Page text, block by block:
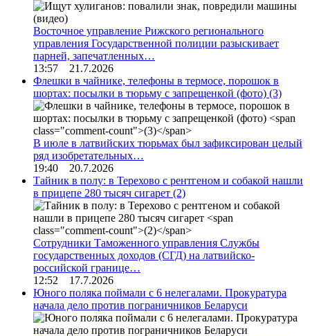
Восточное управление Рижского регионального
управления Государственной полиции разыскивает
парней, запечатленных…
13:57 21.7.2026
Флешки в чайнике, телефоны в термосе, порошок в
шортах: посылки в тюрьму с запрещенкой (фото) (3)
В июле в латвийских тюрьмах был зафиксирован целый
ряд изобретательных…
19:40 20.7.2026
Тайник в полу: в Терехово с рентгеном и собакой нашли
в прицепе 280 тысяч сигарет (2)
Сотрудники Таможенного управления Службы
государственных доходов (СГД) на латвийско-
российской границе…
12:52 17.7.2026
Юного поляка поймали с 6 нелегалами. Прокуратура
начала дело против пограничников Беларуси